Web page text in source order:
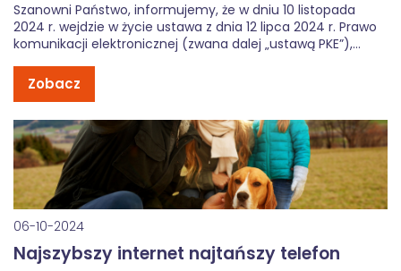
Szanowni Państwo, informujemy, że w dniu 10 listopada
2024 r. wejdzie w życie ustawa z dnia 12 lipca 2024 r. Prawo
komunikacji elektronicznej (zwana dalej „ustawą PKE”),
2004 r. Prawo telekomunikacyjne. W związku z ww. zmianą
Zobacz
06-10-2024
Najszybszy internet najtańszy telefon